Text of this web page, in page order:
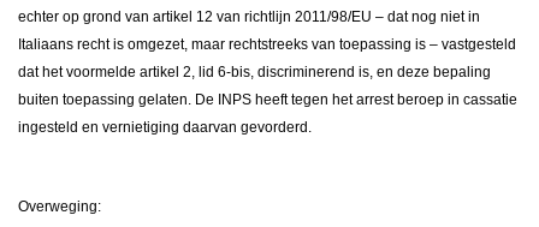
echter op grond van artikel 12 van richtlijn 2011/98/EU – dat nog niet in
Italiaans recht is omgezet, maar rechtstreeks van toepassing is – vastgesteld
dat het voormelde artikel 2, lid 6-bis, discriminerend is, en deze bepaling
buiten toepassing gelaten. De INPS heeft tegen het arrest beroep in cassatie
ingesteld en vernietiging daarvan gevorderd.
Overweging: